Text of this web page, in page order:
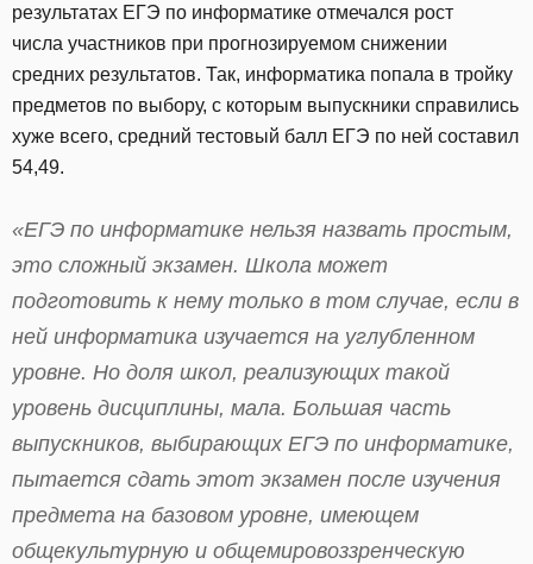
результатах ЕГЭ по информатике отмечался рост
числа участников при прогнозируемом снижении
средних результатов. Так, информатика попала в тройку
предметов по выбору, с которым выпускники справились
хуже всего, средний тестовый балл ЕГЭ по ней составил
54,49.
«ЕГЭ по информатике нельзя назвать простым,
это сложный экзамен. Школа может
подготовить к нему только в том случае, если в
ней информатика изучается на углубленном
уровне. Но доля школ, реализующих такой
уровень дисциплины, мала. Большая часть
выпускников, выбирающих ЕГЭ по информатике,
пытается сдать этот экзамен после изучения
предмета на базовом уровне, имеющем
общекультурную и общемировоззренческую